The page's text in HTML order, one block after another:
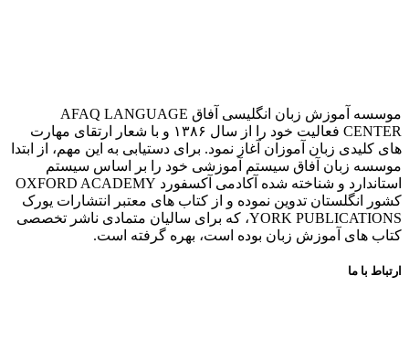
موسسه آموزش زبان انگلیسی آفاق AFAQ LANGUAGE
CENTER فعالیت خود را از سال ۱۳۸۶ و با شعار ارتقای مهارت
های کلیدی زبان آموزان آغاز نمود. برای دستیابی به این مهم، از ابتدا
موسسه زبان آفاق سیستم آموزشی خود را بر اساس سیستم
استاندارد و شناخته شده آکادمی آکسفورد OXFORD ACADEMY
کشور انگلستان تدوین نموده و از کتاب های معتبر انتشارات یورک
YORK PUBLICATIONS، که برای سالیان متمادی ناشر تخصصی
کتاب های آموزش زبان بوده است، بهره گرفته است.
ارتباط با ما